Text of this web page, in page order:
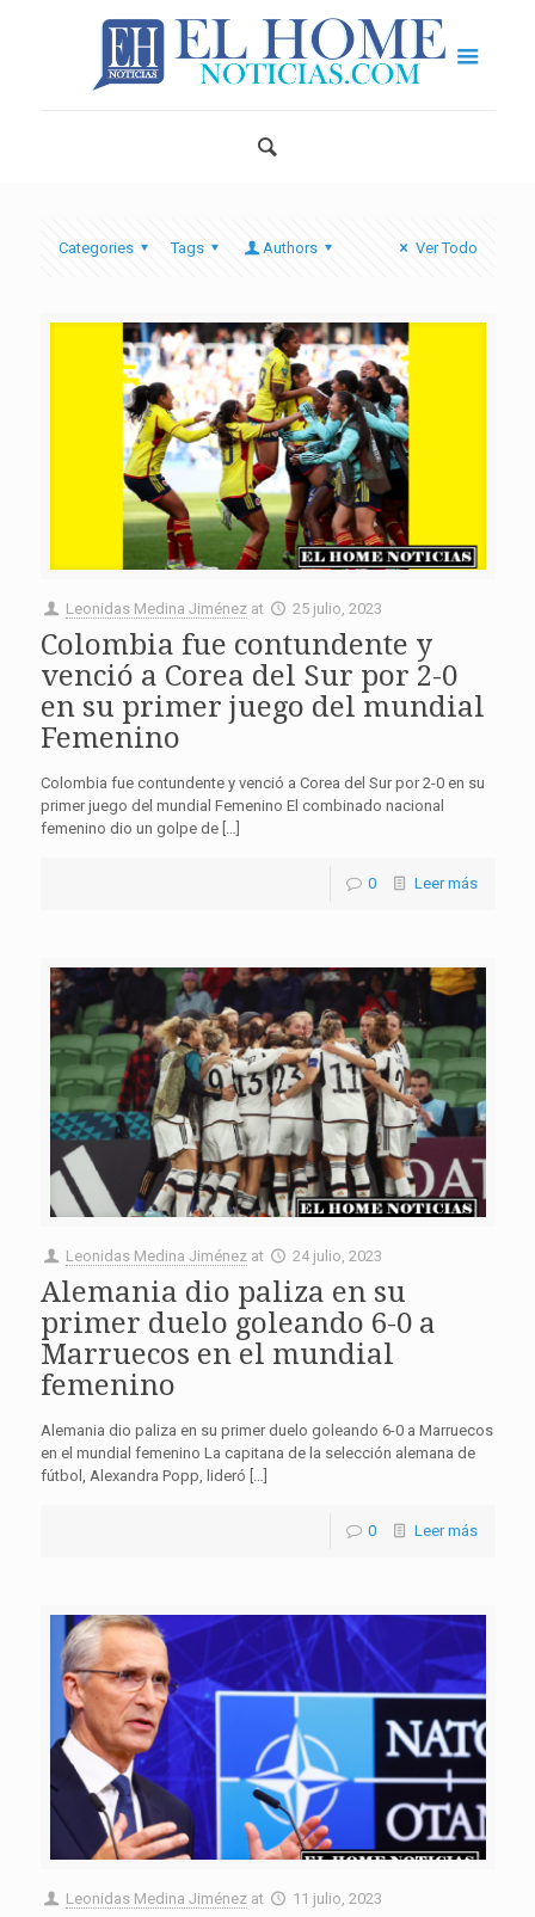
Categories Tags Authors Ver Todo
Leonidas Medina Jiménez at 25 julio, 2023
Colombia fue contundente y
venció a Corea del Sur por 2-0
en su primer juego del mundial
Femenino
Colombia fue contundente y venció a Corea del Sur por 2-0 en su
primer juego del mundial Femenino El combinado nacional
femenino dio un golpe de […]
0 Leer más
Leonidas Medina Jiménez at 24 julio, 2023
Alemania dio paliza en su
primer duelo goleando 6-0 a
Marruecos en el mundial
femenino
Alemania dio paliza en su primer duelo goleando 6-0 a Marruecos
en el mundial femenino La capitana de la selección alemana de
fútbol, Alexandra Popp, lideró […]
0 Leer más
Leonidas Medina Jiménez at 11 julio, 2023